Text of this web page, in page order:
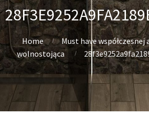
Home
Must have współczesnej
wolnostojąca